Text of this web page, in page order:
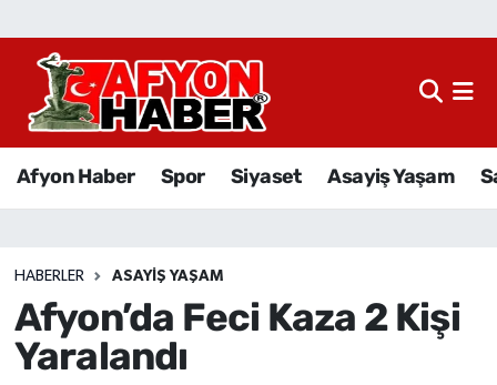
Afyon Haber Spor Siyaset Asayiş Yaşam
HABERLER ASAYIŞ YAŞAM
Afyon’da Feci Kaza 2 Kişi
Yaralandı
Afyon Haber
Sağlık
Eğitim